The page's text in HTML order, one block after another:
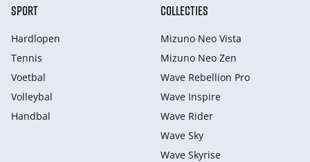
SPORT
Hardlopen
Tennis
Voetbal
Volleybal
Handbal
COLLECTIES
Mizuno Neo Vista
Mizuno Neo Zen
Wave Rebellion Pro
Wave Inspire
Wave Rider
Wave Sky
Wave Skyrise